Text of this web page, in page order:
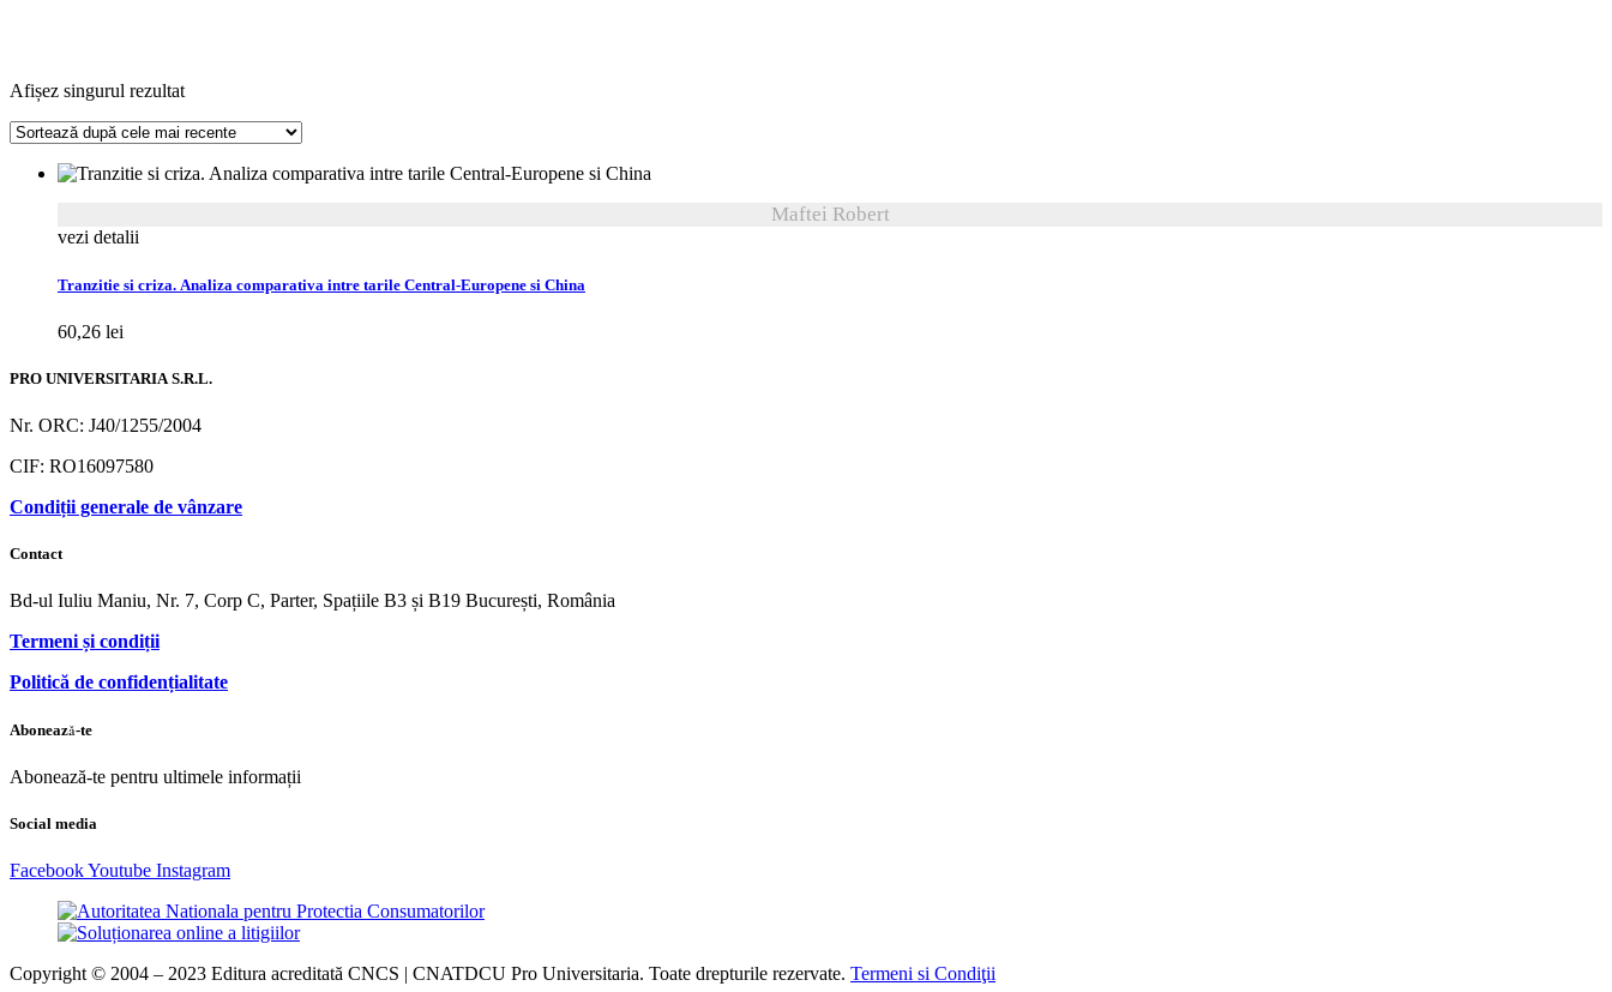
Afișez singurul rezultat
Maftei Robert
vezi detalii
Tranzitie si criza. Analiza comparativa intre tarile Central-Europene si China
60,26 lei
PRO UNIVERSITARIA S.R.L.
Nr. ORC: J40/1255/2004
CIF: RO16097580
Condiții generale de vânzare
Contact
Bd-ul Iuliu Maniu, Nr. 7, Corp C, Parter, Spațiile B3 și B19 București, România
Termeni și condiții
Politică de confidențialitate
Abonează-te
Abonează-te pentru ultimele informații
Social media
FacebookYoutube Instagram
Copyright © 2004 – 2023 Editura acreditată CNCS | CNATDCU Pro Universitaria. Toate drepturile rezervate. Termeni si Condiţii